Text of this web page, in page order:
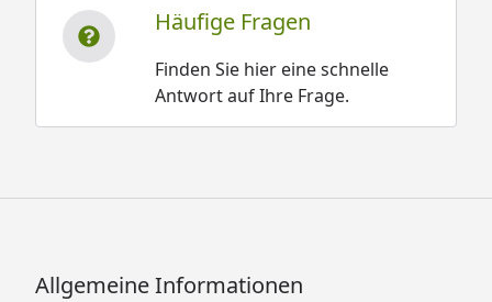
Häufige Fragen
Finden Sie hier eine schnelle
Antwort auf Ihre Frage.
Allgemeine Informationen